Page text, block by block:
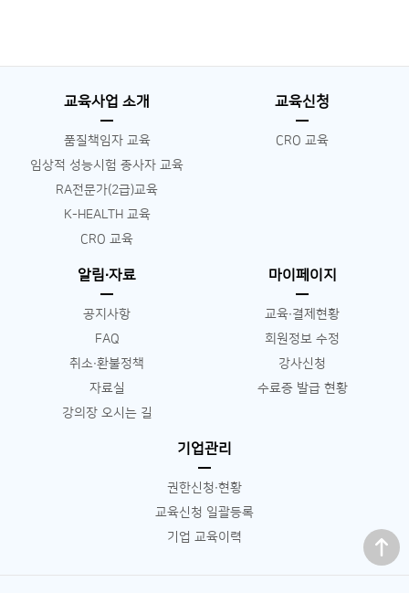
교육사업 소개
품질책임자 교육
임상적 성능시험 종사자 교육
RA전문가(2급)교육
K-HEALTH 교육
CRO 교육
교육신청
CRO 교육
알림∙자료
공지사항
FAQ
취소∙환불정책
자료실
강의장 오시는 길
마이페이지
교육∙결제현황
회원정보 수정
강사신청
수료증 발급 현황
기업관리
권한신청∙현황
교육신청 일괄등록
기업 교육이력
맨 위로